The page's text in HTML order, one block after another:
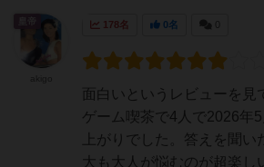
178名 0名
面白いというレビューを見
ゲーム喫茶で4人で2026年
上がりでした。答えを聞い
大も大人が悩むのが超楽し